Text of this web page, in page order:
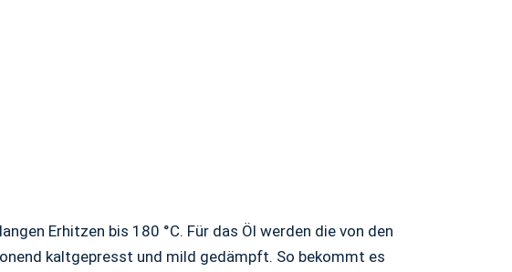
Erhitzen bis 180 °C. Für das Öl werden die von den
kaltgepresst und mild gedämpft. So bekommt es